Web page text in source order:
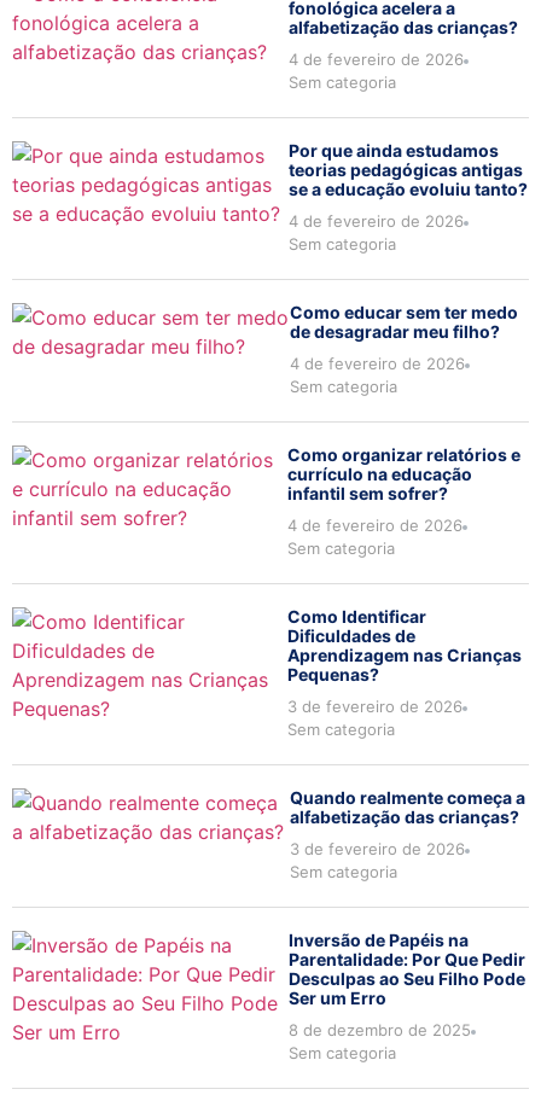
fonológica acelera a
alfabetização das crianças?
4 de fevereiro de 2026
Sem categoria
Por que ainda estudamos
teorias pedagógicas antigas
se a educação evoluiu tanto?
4 de fevereiro de 2026
Sem categoria
Como educar sem ter medo
de desagradar meu filho?
4 de fevereiro de 2026
Sem categoria
Como organizar relatórios e
currículo na educação
infantil sem sofrer?
4 de fevereiro de 2026
Sem categoria
Como Identificar
Dificuldades de
Aprendizagem nas Crianças
Pequenas?
3 de fevereiro de 2026
Sem categoria
Quando realmente começa a
alfabetização das crianças?
3 de fevereiro de 2026
Sem categoria
Inversão de Papéis na
Parentalidade: Por Que Pedir
Desculpas ao Seu Filho Pode
Ser um Erro
8 de dezembro de 2025
Sem categoria